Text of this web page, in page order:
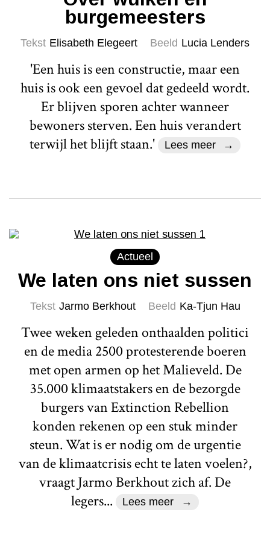
burgemeesters
Tekst Elisabeth Elegeert Beeld Lucia Lenders
'Een huis is een constructie, maar een
huis is ook een gevoel dat gedeeld wordt.
Er blijven sporen achter wanneer
bewoners sterven. Een huis verandert
terwijl het blijft staan.'
Lees meer
Actueel
We laten ons niet sussen
Tekst Jarmo Berkhout Beeld Ka-Tjun Hau
Twee weken geleden onthaalden politici
en de media 2500 protesterende boeren
met open armen op het Malieveld. De
35.000 klimaatstakers en de bezorgde
burgers van Extinction Rebellion
konden rekenen op een stuk minder
steun. Wat is er nodig om de urgentie
van de klimaatcrisis echt te laten voelen?,
vraagt Jarmo Berkhout zich af. De
legers...
Lees meer